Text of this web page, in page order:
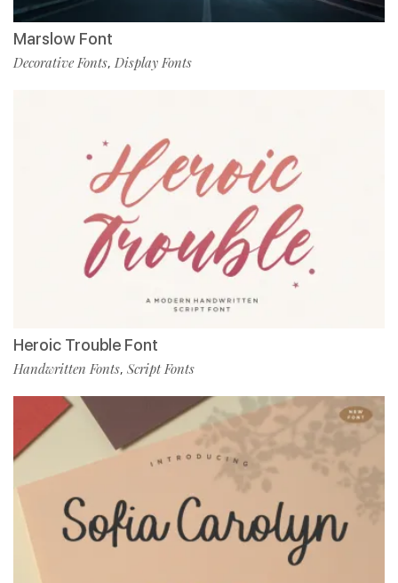
Marslow Font
Decorative Fonts, Display Fonts
Heroic Trouble Font
Handwritten Fonts, Script Fonts